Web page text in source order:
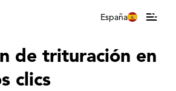
España
de trituración en
clics